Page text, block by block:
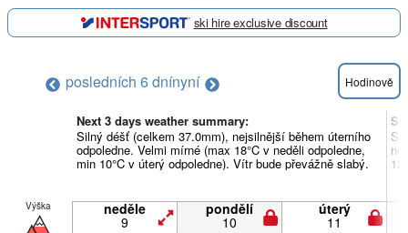
ski hire exclusive discount
posledních 6 dnínyní Hodinově
Next 3 days weather summary:
Silný déšť (celkem 37.0mm), nejsilnější během úterního
odpoledne. Velmi mírné (max 18°C v neděli odpoledne,
min 10°C v úterý odpoledne). Vítr bude převážně slabý.
Výška neděle
9
pondělí
10
úterý
11